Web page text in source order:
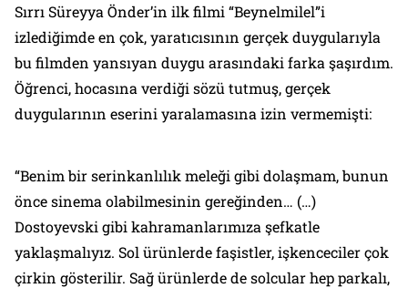
Sırrı Süreyya Önder’in ilk filmi “Beynelmilel”i
izlediğimde en çok, yaratıcısının gerçek duygularıyla
bu filmden yansıyan duygu arasındaki farka şaşırdım.
Öğrenci, hocasına verdiği sözü tutmuş, gerçek
duygularının eserini yaralamasına izin vermemişti:
“Benim bir serinkanlılık meleği gibi dolaşmam, bunun
önce sinema olabilmesinin gereğinden… (…)
Dostoyevski gibi kahramanlarımıza şefkatle
yaklaşmalıyız. Sol ürünlerde faşistler, işkenceciler çok
çirkin gösterilir. Sağ ürünlerde de solcular hep parkalı,